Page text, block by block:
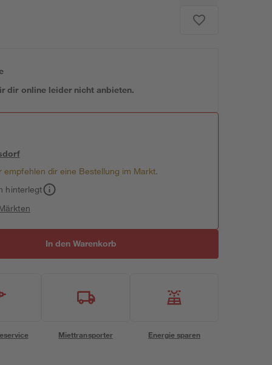
dir online leider nicht anbieten.
empfehlen dir eine Bestellung im Markt.
hinterlegt
In den Warenkorb
Miettransporter Energie sparen